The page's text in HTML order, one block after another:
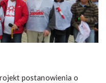
postanowienia o